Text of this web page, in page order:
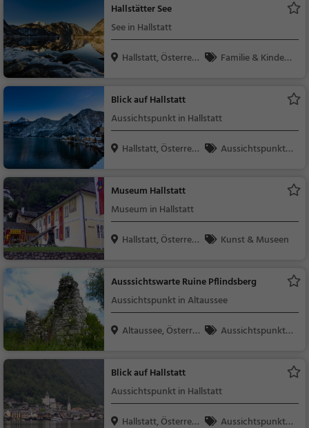
Hallstätter See
See in Hallstatt
Hallstatt, Österrei
Familie & Kinder,
Blick auf Hallstatt
Aussichtspunkt in Hallstatt
Hallstatt, Österrei
Aussichtspunkt, F
Museum Hallstatt
Museum in Hallstatt
Hallstatt, Österrei
Kunst & Museen
Ausssichtswarte Ruine Pflindsberg
Aussichtspunkt in Altaussee
Altaussee, Österrei
Aussichtspunkt, F
Blick auf Hallstatt
Aussichtspunkt in Hallstatt
Hallstatt, Österrei
Aussichtspunkt, F